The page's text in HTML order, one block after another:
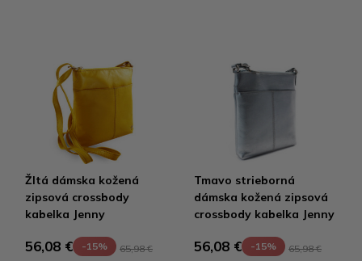
Žltá dámska kožená
zipsová crossbody
kabelka Jenny
56,08 € -15% 65,98 €
Tmavo strieborná
dámska kožená zipsová
crossbody kabelka Jenny
56,08 € -15% 65,98 €